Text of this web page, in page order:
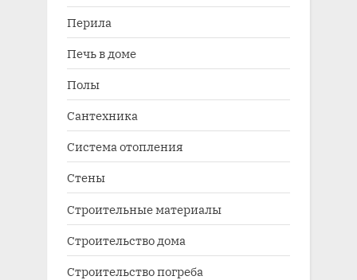
Перила
Печь в доме
Полы
Сантехника
Система отопления
Стены
Строительные материалы
Строительство дома
Строительство погреба